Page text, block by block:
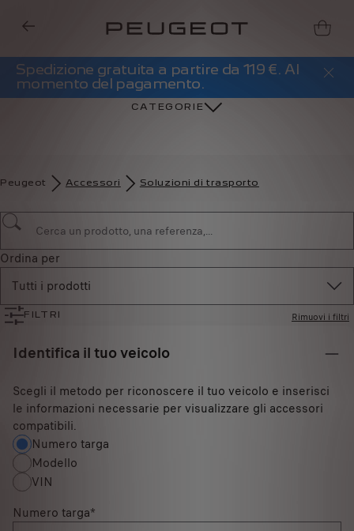
Spedizione gratuita a partire da 119 €. Al
momento del pagamento.
CATEGORIE
Peugeot Accessori Soluzioni di trasporto
Ordina per
Tutti i prodotti
FILTRI Rimuovi i filtri
Identifica il tuo veicolo
Scegli il metodo per riconoscere il tuo veicolo e inserisci
le informazioni necessarie per visualizzare gli accessori
compatibili.
Numero targa
Modello
VIN
Numero targa*